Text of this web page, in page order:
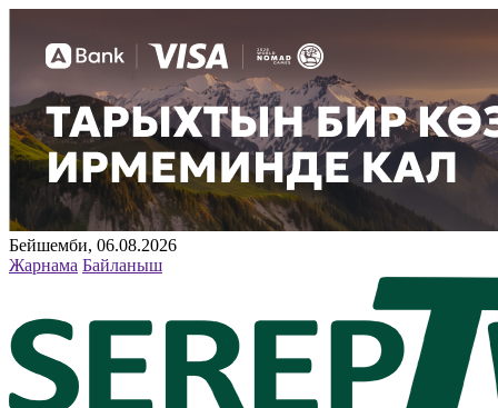
Бейшемби, 06.08.2026
Жарнама Байланыш